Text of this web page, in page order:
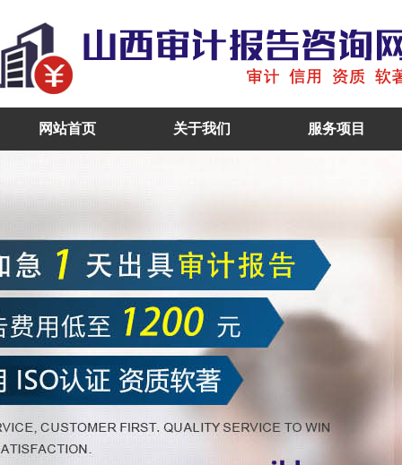
网站首页 关于我们 服务项目